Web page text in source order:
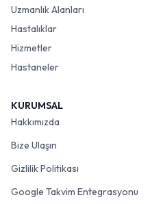
Uzmanlık Alanları
Hastalıklar
Hizmetler
Hastaneler
KURUMSAL
Hakkımızda
Bize Ulaşın
Gizlilik Politikası
Google Takvim Entegrasyonu